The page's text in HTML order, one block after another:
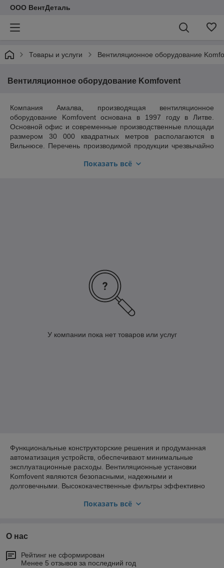
ООО ВентДеталь
Товары и услуги Вентиляционное оборудование
Вентиляционное оборудование Komfovent
Компания Амалва, производящая вентиляционное
оборудование Komfovent основана в 1997 году в Литве.
Основной офис и современные производственные площади
размером 30 000 квадратных метров располагаются в
Вильнюсе. Перечень производимой продукции чрезвычайно
с теплоутилизаторами Kompakt и Domekt, приточно-
Получить консультацию можно по телефону: +375295786001,
+375256336001, факс: +375 17 312-42-27.
Показать всё
У компании пока нет товаров или услуг
Функциональные конструкторские решения и продуманная
автоматизация устройств, обеспечивают минимальные
эксплуатационные расходы. Вентиляционные установки
Komfovent являются безопасными, надежными и
долговечными. Высококачественные фильтры эффективно
эта техника отлично подойдет людям страдающим от
8000 м3/час и эффективность до 89%.
Установки серии RECU имеют производительность от 220 до
8000 м3/час и эффективность до 65%.
Показать всё
О нас
Рейтинг не сформирован
Менее 5 отзывов за последний год